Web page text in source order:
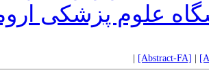
علوم پزشکی
[Abstract-FA]